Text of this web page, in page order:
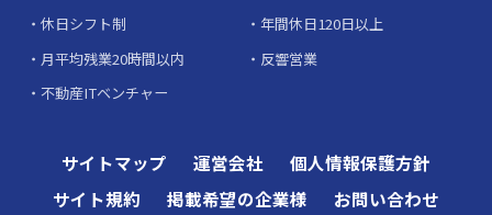
休日シフト制
年間休日120日以上
月平均残業20時間以内
反響営業
不動産ITベンチャー
サイトマップ 運営会社
個人情報保護方針
サイト規約
掲載希望の企業様 お問い合わせ